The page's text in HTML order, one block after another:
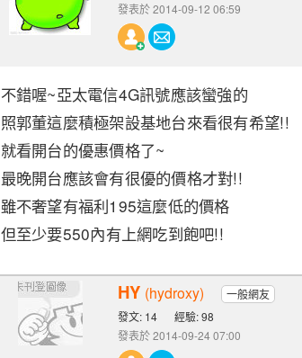
發表於 2014-09-12 06:59
不錯喔~亞太電信4G訊號應該蠻強的
照郭董這麼積極架設基地台來看很有希望!!
就看開台的優惠價格了~
最晚開台應該會有很優的價格才對!!
雖不奢望有福利195這麼低的價格
但至少要550內有上網吃到飽吧!!
HY (hydroxy)
一般網友
發文: 14
經驗: 98
發表於 2014-09-24 07:00